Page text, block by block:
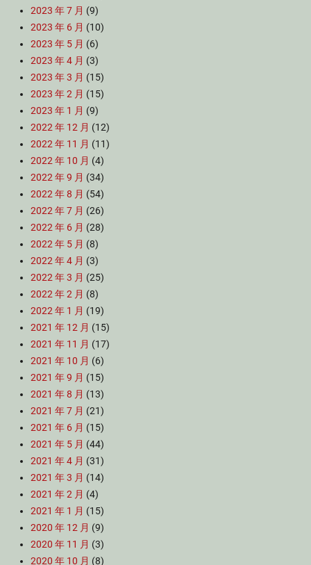
2023 年 7 月 (9)
2023 年 6 月 (10)
2023 年 5 月 (6)
2023 年 4 月 (3)
2023 年 3 月 (15)
2023 年 2 月 (15)
2023 年 1 月 (9)
2022 年 12 月 (12)
2022 年 11 月 (11)
2022 年 10 月 (4)
2022 年 9 月 (34)
2022 年 8 月 (54)
2022 年 7 月 (26)
2022 年 6 月 (28)
2022 年 5 月 (8)
2022 年 4 月 (3)
2022 年 3 月 (25)
2022 年 2 月 (8)
2022 年 1 月 (19)
2021 年 12 月 (15)
2021 年 11 月 (17)
2021 年 10 月 (6)
2021 年 9 月 (15)
2021 年 8 月 (13)
2021 年 7 月 (21)
2021 年 6 月 (15)
2021 年 5 月 (44)
2021 年 4 月 (31)
2021 年 3 月 (14)
2021 年 2 月 (4)
2021 年 1 月 (15)
2020 年 12 月 (9)
2020 年 11 月 (3)
2020 年 10 月 (8)